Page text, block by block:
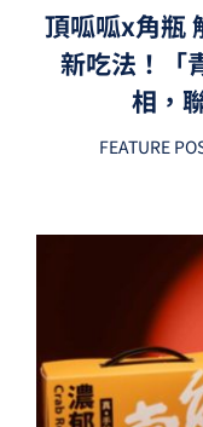
頂呱呱x角瓶
新吃法！「
相，
FEATURE